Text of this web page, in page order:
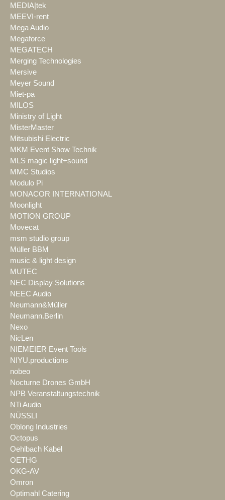
MEDIA|tek
MEEVI-rent
Mega Audio
Megaforce
MEGATECH
Merging Technologies
Mersive
Meyer Sound
Miet-pa
MILOS
Ministry of Light
MisterMaster
Mitsubishi Electric
MKM Event Show Technik
MLS magic light+sound
MMC Studios
Modulo Pi
MONACOR INTERNATIONAL
Moonlight
MOTION GROUP
Movecat
msm studio group
Müller BBM
music & light design
MUTEC
NEC Display Solutions
NEEC Audio
Neumann&Müller
Neumann.Berlin
Nexo
NicLen
NIEMEIER Event Tools
NIYU.productions
nobeo
Nocturne Drones GmbH
NPB Veranstaltungstechnik
NTi Audio
NÜSSLI
Oblong Industries
Octopus
Oehlbach Kabel
OETHG
OKG-AV
Omron
Optimahl Catering